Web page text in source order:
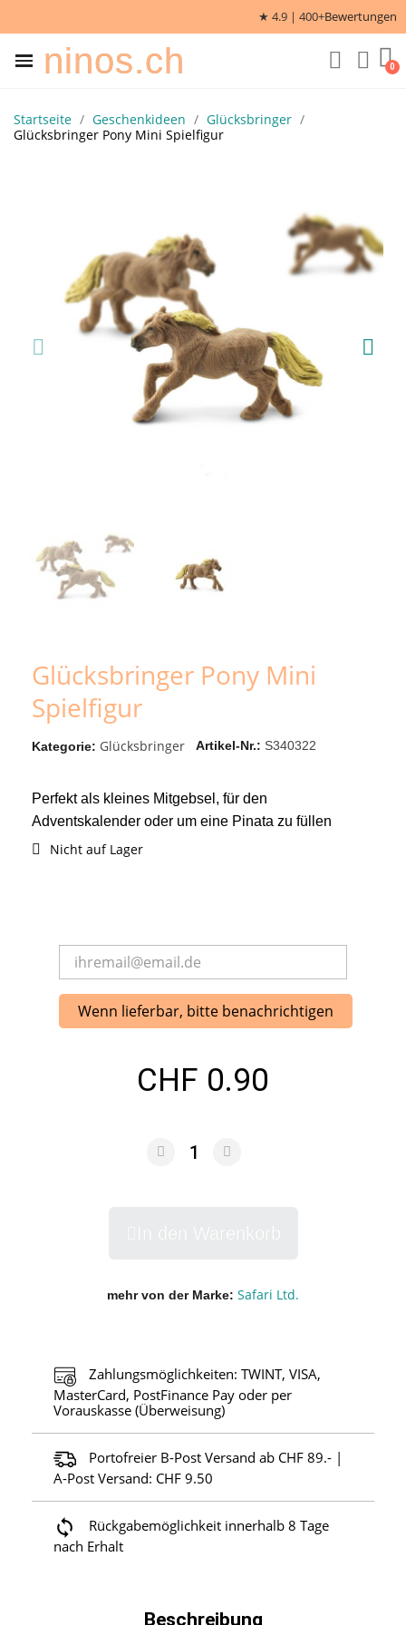
★ 4.9 | 400+Bewertungen
ninos.ch
Startseite Geschenkideen
Glücksbringer
Glücksbringer Pony Mini Spielfigur
Glücksbringer Pony Mini
Spielfigur
Kategorie Glücksbringer Artikel-Nr. S340322
Perfekt als kleines Mitgebsel, für den
Adventskalender oder um eine Pinata zu füllen
Nicht auf Lager
Wenn lieferbar, bitte benachrichtigen
CHF 0.90
mehr von der Marke Safari Ltd.
Zahlungsmöglichkeiten: TWINT, VISA,
MasterCard, PostFinance Pay oder per
Vorauskasse (Überweisung)
Portofreier B-Post Versand ab CHF 89.- |
A-Post Versand: CHF 9.50
Rückgabemöglichkeit innerhalb 8 Tage
nach Erhalt
Beschreibung